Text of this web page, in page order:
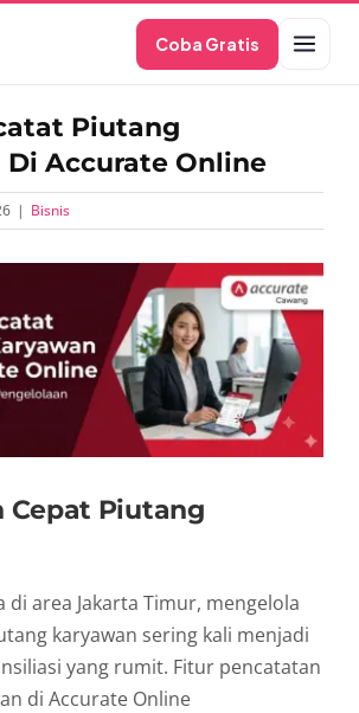
Coba Gratis
Piutang
Di Accurate Online
| Bisnis
Cepat Piutang
di area Jakarta Timur, mengelola
karyawan sering kali menjadi
yang rumit. Fitur pencatatan
di Accurate Online